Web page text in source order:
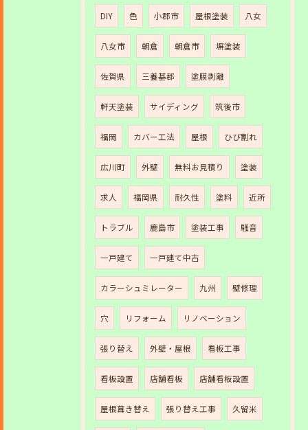
DIY 色 小郡市 屋根塗装 八女
八女市 朝倉 朝倉市 塀塗装
佐賀県 三養基郡 塗膜剥離
軒天塗装 サイディング 筑後市
福岡 カバー工法 屋根 ひび割れ
広川町 外壁 無料お見積り 塗装
求人 福岡県 耐久性 塗料 近所
トラブル 鹿島市 塗装工事 騒音
一戸建て 一戸建て中古
カラーシュミレーター 九州 壁修理
穴 リフォーム リノベーション
張り替え 外壁・屋根 看板工事
看板設置 店舗看板 店舗看板設置
屋根葺き替え 張り替え工事 久留米